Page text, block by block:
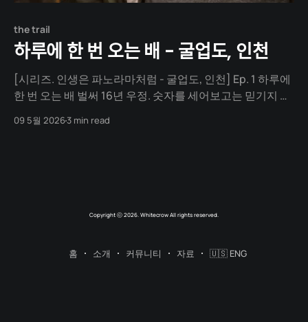
the trail
하루에 한 번 오는 배 - 굴업도, 인천
[시리즈. 인생은 파노라마처럼 - 굴업도, 인천] Ep. 1 하루에
한 번 오는 배 벌써 16년 우정. 숫자를 세어보고는 믿기지 않
됐다. 생존신고 같은 자리 잘 살고 있냐. 요즘은 어떠냐. 그런 말
09 5월 20263 min read
Copyright ⓒ 2026. Whitecrow All rights reserved.
홈 소개 커뮤니티 자료 🇺🇸 ENG